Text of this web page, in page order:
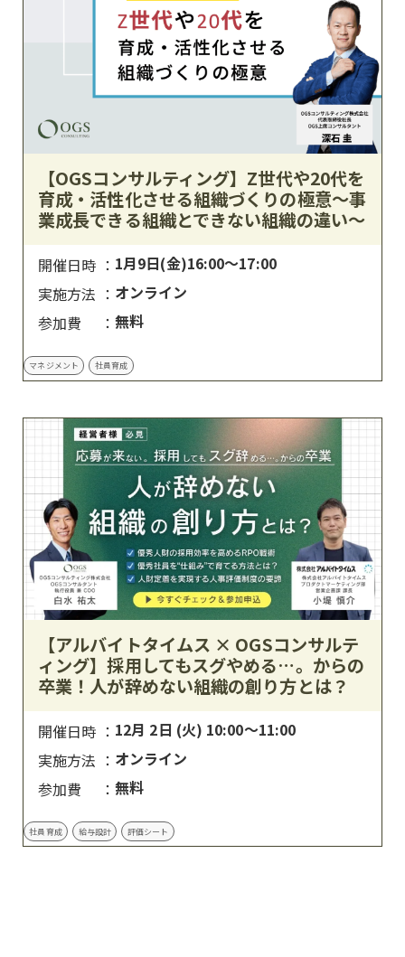
【OGSコンサルティング】Z世代や20代を
育成・活性化させる組織づくりの極意〜事
業成長できる組織とできない組織の違い〜
開催日時
1月9日(金)16:00〜17:00
実施方法
オンライン
参加費
無料
マネジメント 社員育成
【アルバイトタイムス × OGSコンサルテ
ィング】採用してもスグやめる…。からの
卒業！人が辞めない組織の創り方とは？
開催日時
12月 2日 (火) 10:00～11:00
実施方法
オンライン
参加費
無料
社員育成 給与設計 評価シート